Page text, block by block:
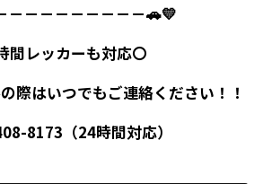
－－－－－－－－－🚗💛
間レッカーも対応〇
際はいつでもご連絡ください！！
8173（24時間対応）